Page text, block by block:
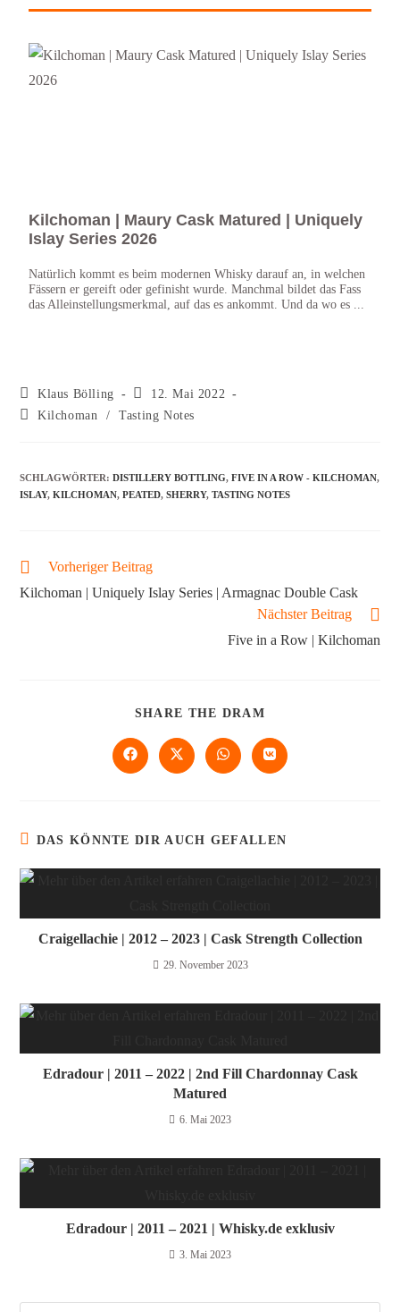
Kilchoman | Maury Cask Matured | Uniquely
Islay Series 2026
Natürlich kommt es beim modernen Whisky darauf an, in welchen
Fässern er gereift oder gefinisht wurde. Manchmal bildet das Fass
das Alleinstellungsmerkmal, auf das es ankommt. Und da wo es ...
Klaus Bölling
12. Mai 2022
Kilchoman
/ Tasting Notes
SCHLAGWÖRTER:DISTILLERY BOTTLING, FIVE IN A ROW - KILCHOMAN,
ISLAY, KILCHOMAN, PEATED, SHERRY, TASTING NOTES
Vorheriger Beitrag
Kilchoman | Uniquely Islay Series | Armagnac Double Cask
Nächster Beitrag
Five in a Row | Kilchoman
SHARE THE DRAM
DAS KÖNNTE DIR AUCH GEFALLEN
Craigellachie | 2012 – 2023 | Cask Strength Collection
29. November 2023
Edradour | 2011 – 2022 | 2nd Fill Chardonnay Cask
Matured
6. Mai 2023
Edradour | 2011 – 2021 | Whisky.de exklusiv
3. Mai 2023